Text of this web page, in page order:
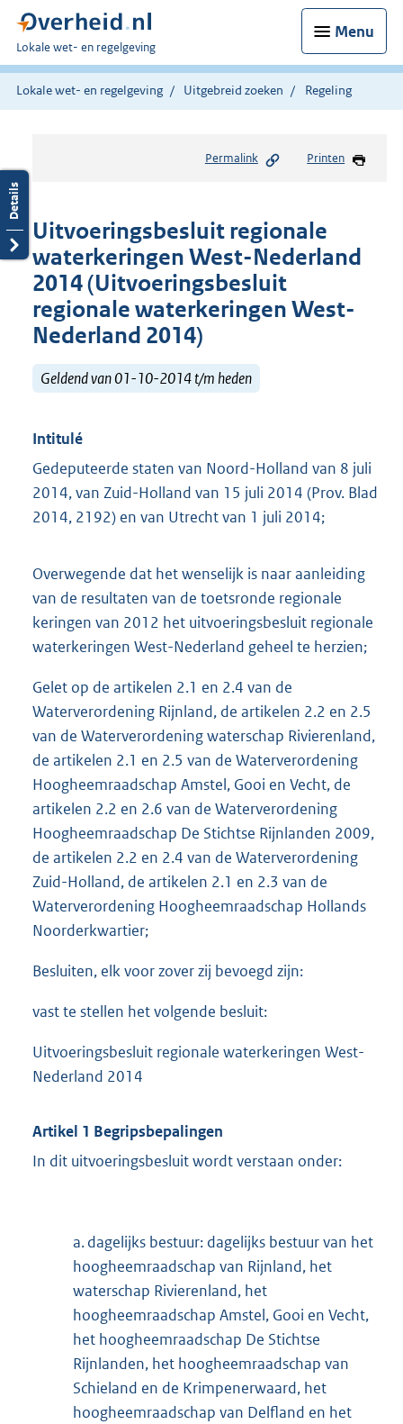
Menu
U
bent
hier:
Lokale wet- en regelgeving
Lokale wet- en regelgeving Uitgebreid zoeken Regeling
Permalink Printen
Uitvoeringsbesluit regionale
waterkeringen West-Nederland
2014 (Uitvoeringsbesluit
regionale waterkeringen West-
Nederland 2014)
Geldend van 01-10-2014 t/m heden
Intitulé
Gedeputeerde staten van Noord-Holland van 8 juli
2014, van Zuid-Holland van 15 juli 2014 (Prov. Blad
2014, 2192) en van Utrecht van 1 juli 2014;
Overwegende dat het wenselijk is naar aanleiding
van de resultaten van de toetsronde regionale
keringen van 2012 het uitvoeringsbesluit regionale
waterkeringen West-Nederland geheel te herzien;
Gelet op de artikelen 2.1 en 2.4 van de
Waterverordening Rijnland, de artikelen 2.2 en 2.5
van de Waterverordening waterschap Rivierenland,
de artikelen 2.1 en 2.5 van de Waterverordening
Hoogheemraadschap Amstel, Gooi en Vecht, de
artikelen 2.2 en 2.6 van de Waterverordening
Hoogheemraadschap De Stichtse Rijnlanden 2009,
de artikelen 2.2 en 2.4 van de Waterverordening
Zuid-Holland, de artikelen 2.1 en 2.3 van de
Waterverordening Hoogheemraadschap Hollands
Noorderkwartier;
Besluiten, elk voor zover zij bevoegd zijn:
vast te stellen het volgende besluit:
Uitvoeringsbesluit regionale waterkeringen West-
Nederland 2014
Artikel 1 Begripsbepalingen
In dit uitvoeringsbesluit wordt verstaan onder:
a. dagelijks bestuur: dagelijks bestuur van het
hoogheemraadschap van Rijnland, het
waterschap Rivierenland, het
hoogheemraadschap Amstel, Gooi en Vecht,
het hoogheemraadschap De Stichtse
Rijnlanden, het hoogheemraadschap van
Schieland en de Krimpenerwaard, het
hoogheemraadschap van Delfland en het